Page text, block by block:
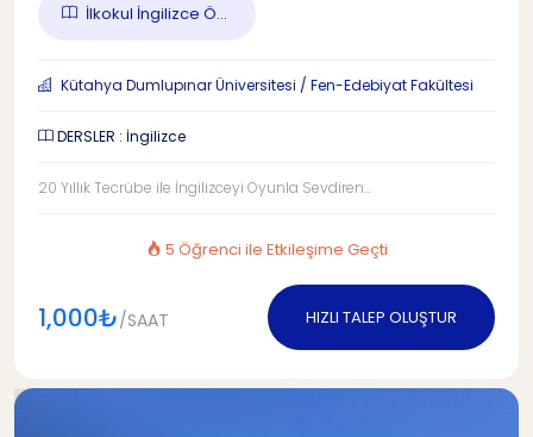
İlkokul İngilizce Ö...
Kütahya Dumlupınar Üniversitesi / Fen-Edebiyat Fakültesi
DERSLER : İngilizce
20 Yıllık Tecrübe ile İngilizceyi Oyunla Sevdiren...
5 Öğrenci ile Etkileşime Geçti
1,000₺/SAAT HIZLI TALEP OLUŞTUR